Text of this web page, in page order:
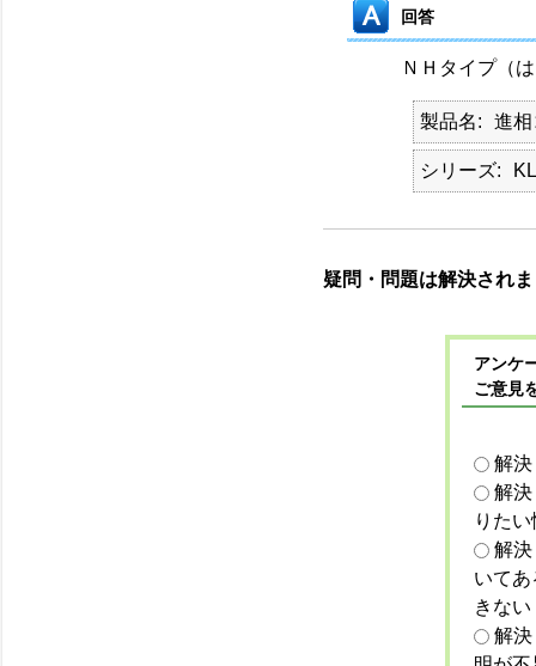
回答
ＮＨタイプ（
製品名 進
シリーズ
疑問・問題は解決され
アンケ
ご意見
解
解
りた
解
いて
きない
解